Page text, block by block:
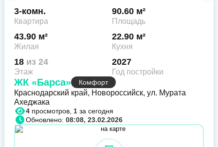
3-комн.
Квартира
90.60 м²
Площадь
43.90 м²
Жилая
22.90 м²
Кухня
18 из 24
Этаж
2027
Год постройки
ЖК «Барса» Комфорт
Краснодарский край, Новороссийск, ул. Мурата
Ахеджака
4 просмотров, 1 за сегодня
Обновлено: 08:08, 23.02.2026